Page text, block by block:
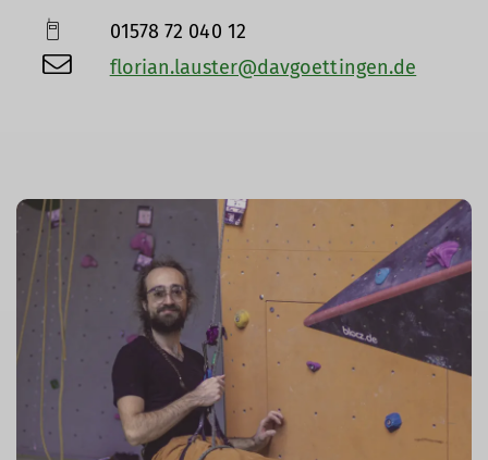
01578 72 040 12
florian.lauster@davgoettingen.de